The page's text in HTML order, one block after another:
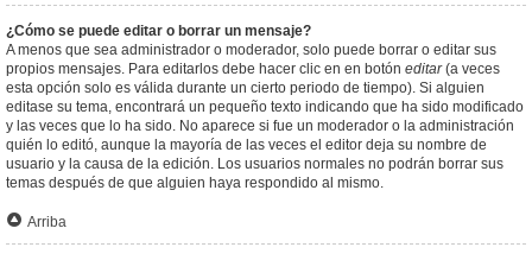
¿Cómo se puede editar o borrar un mensaje?
A menos que sea administrador o moderador, solo puede borrar o editar sus
propios mensajes. Para editarlos debe hacer clic en en botón editar(a veces
esta opción solo es válida durante un cierto periodo de tiempo). Si alguien
editase su tema, encontrará un pequeño texto indicando que ha sido modificado
y las veces que lo ha sido. No aparece si fue un moderador o la administración
quién lo editó, aunque la mayoría de las veces el editor deja su nombre de
usuario y la causa de la edición. Los usuarios normales no podrán borrar sus
temas después de que alguien haya respondido al mismo.
Arriba